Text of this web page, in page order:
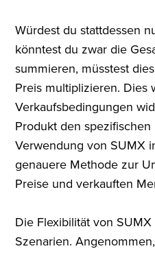
Würdest du stattdessen
könntest du zwar die
summieren, müsstest
Preis multiplizieren. Dies
Verkaufsbedingungen
Produkt den
Verwendung von SUMX
genauere Methode zur
Preise und verkauften
Die Flexibilität von
Szenarien.